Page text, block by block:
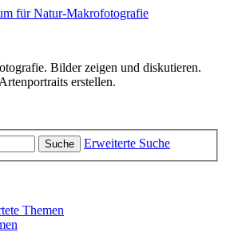
Bilder zeigen und diskutieren.
erstellen.
Suche Erweiterte Suche
Themen